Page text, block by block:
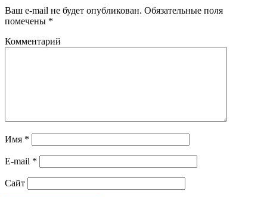
Ваш e-mail не будет опубликован. Обязательные поля
помечены *
Комментарий
Имя *
E-mail *
Сайт